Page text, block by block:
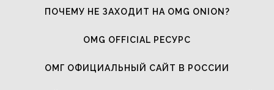
ПОЧЕМУ НЕ ЗАХОДИТ НА OMG ONION?
OMG OFFICIAL РЕСУРС
ОМГ ОФИЦИАЛЬНЫЙ САЙТ В РОССИИ